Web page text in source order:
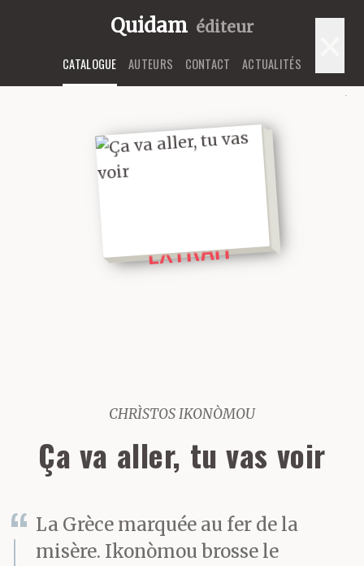
Quidam éditeur
CATALOGUE AUTEURS CONTACT ACTUALITÉS
EXTRAIT
CHRÌSTOS IKONÒMOU
Ça va aller, tu vas voir
La Grèce marquée au fer de la
misère. Ikonòmou brosse le